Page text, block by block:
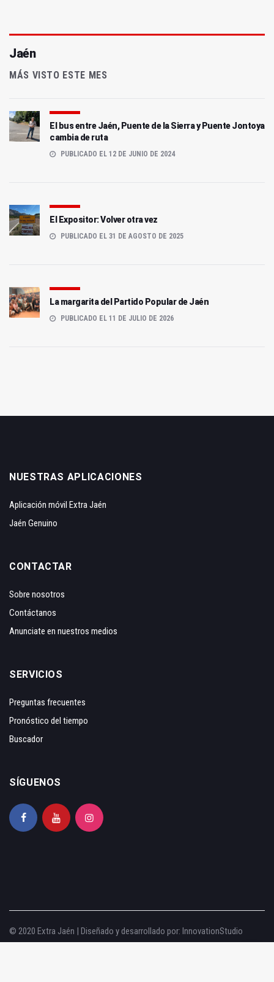
Jaén
MÁS VISTO ESTE MES
El bus entre Jaén, Puente de la Sierra y Puente Jontoya
cambia de ruta
PUBLICADO EL 12 DE JUNIO DE 2024
El Expositor: Volver otra vez
PUBLICADO EL 31 DE AGOSTO DE 2025
La margarita del Partido Popular de Jaén
PUBLICADO EL 11 DE JULIO DE 2026
NUESTRAS APLICACIONES
Aplicación móvil Extra Jaén
Jaén Genuino
CONTACTAR
Sobre nosotros
Contáctanos
Anunciate en nuestros medios
SERVICIOS
Preguntas frecuentes
Pronóstico del tiempo
Buscador
SÍGUENOS
© 2020 Extra Jaén | Diseñado y desarrollado por: InnovationStudio